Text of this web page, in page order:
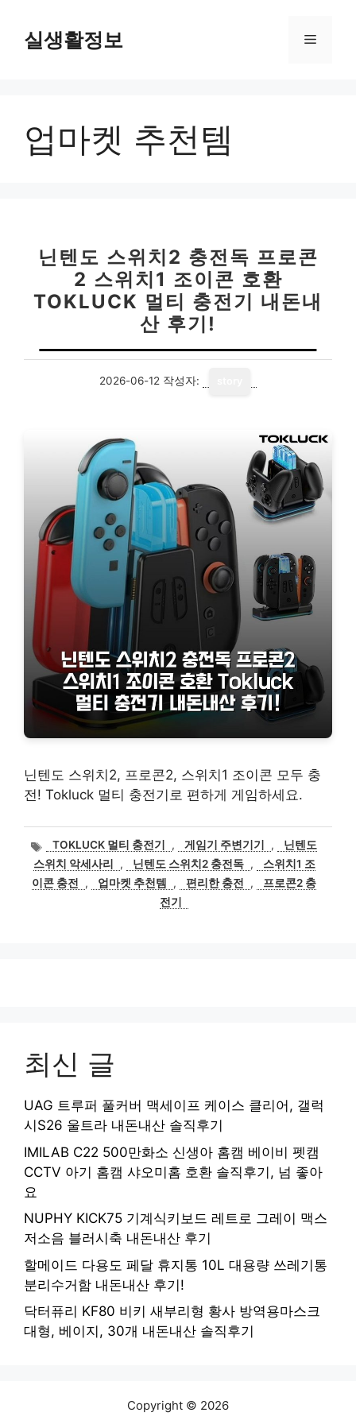
실생활정보 메
업마켓 추천템
닌텐도 스위치2 충전독 프로콘
2 스위치1 조이콘 호환
TOKLUCK 멀티 충전기 내돈내
산 후기!
2026-06-12 작성자:
닌텐도 스위치2, 프로콘2, 스위치1 조이콘 모두 충
전! Tokluck 멀티 충전기로 편하게 게임하세요.
태
그
TOKLUCK 멀티 충전기 , 게임기 주변기기 ,
닌텐도
스위치 악세사리
, 닌텐도 스위치2 충전독 ,
스위치1 조
이콘 충전
, 업마켓 추천템 , 편리한 충전 ,
프로콘2 충
전기
최신 글
UAG 트루퍼 풀커버 맥세이프 케이스 클리어, 갤럭
시S26 울트라 내돈내산 솔직후기
IMILAB C22 500만화소 신생아 홈캠 베이비 펫캠
CCTV 아기 홈캠 샤오미홈 호환 솔직후기, 넘 좋아
요
NUPHY KICK75 기계식키보드 레트로 그레이 맥스
저소음 블러시축 내돈내산 후기
할메이드 다용도 페달 휴지통 10L 대용량 쓰레기통
분리수거함 내돈내산 후기!
닥터퓨리 KF80 비키 새부리형 황사 방역용마스크
대형, 베이지, 30개 내돈내산 솔직후기
Copyright © 2026